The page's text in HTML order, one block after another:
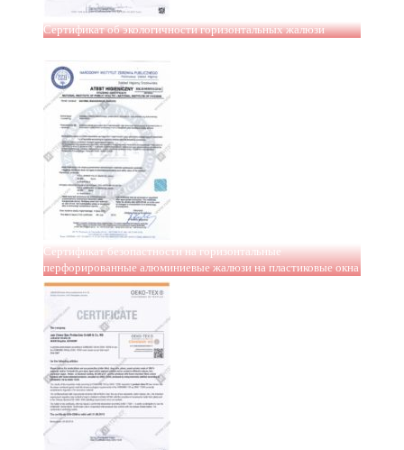
Сертификат об экологичности горизонтальных жалюзи
Сертификат безопастности на горизонтальные
перфорированные алюминиевые жалюзи на пластиковые окна